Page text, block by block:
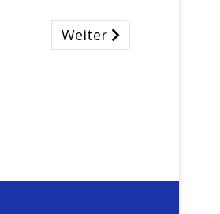
Nächster Beitrag: Der
Weiter